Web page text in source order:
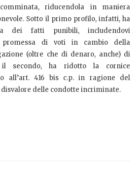
riducendola in maniera
Sotto il primo profilo, infatti, ha
dei fatti punibili, includendovi
promessa di voti in cambio della
(oltre che di denaro, anche) di
secondo, ha ridotto la cornice
all’art. 416 bis c.p. in ragione del
delle condotte incriminate.